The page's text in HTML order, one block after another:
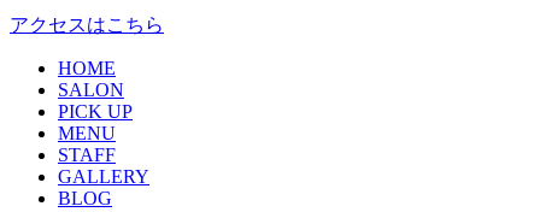
アクセスはこちら
HOME
SALON
PICK UP
MENU
STAFF
GALLERY
BLOG